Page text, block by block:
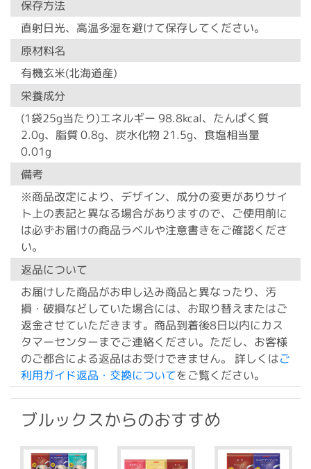
保存方法
直射日光、高温多湿を避けて保存してください。
原材料名
有機玄米(北海道産)
栄養成分
(1袋25g当たり)エネルギー 98.8kcal、たんぱく質
2.0g、脂質 0.8g、炭水化物 21.5g、食塩相当量
0.01g
備考
※商品改定により、デザイン、成分の変更がありサイ
ト上の表記と異なる場合がありますので、ご使用前に
は必ずお届けの商品ラベルや注意書きをご確認くださ
い。
返品について
お届けした商品がお申し込み商品と異なったり、汚
損・破損などしていた場合には、お取り替えまたはご
返金させていただきます。商品到着後8日以内にカス
タマーセンターまでご連絡ください。ただし、お客様
のご都合による返品はお受けできません。 詳しくはご
利用ガイド返品・交換についてをご覧ください。
ブルックスからのおすすめ